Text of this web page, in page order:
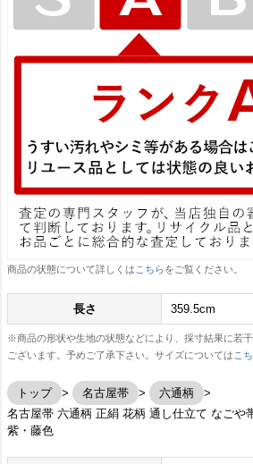
商品の状態について詳しくは こちらをご覧ください。
長さ 359.5cm
※商品の形状や生地の状態などにより、採寸結果に若
ございます。予めご了承下さい。サイズについては こ
トップ 名古屋帯
六通柄
名古屋帯 六通柄 正絹 花柄 通し仕立て なごや
紫・藤色